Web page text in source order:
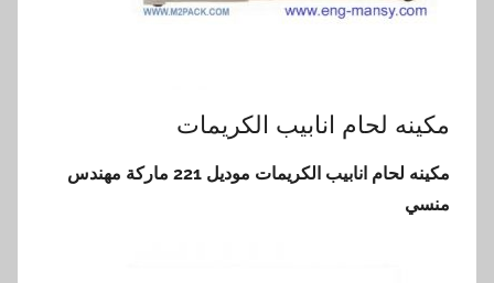
مكينه لحام انابيب الكريمات
مكينه لحام انابيب الكريمات موديل 221 ماركة مهندس
منسي